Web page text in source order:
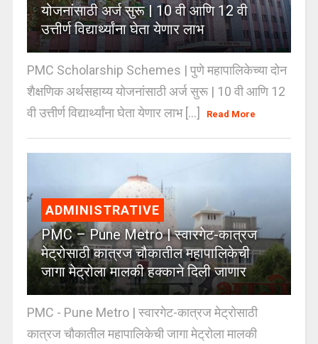
योजनांसाठी अर्ज सुरू | 10 वी आणि 12 वी
उत्तीर्ण विद्यार्थ्यांना घेता येणार लाभ
PMC Scholarship Schemes | पुणे महापालिकेच्या दोन
शैक्षणिक अर्थसहाय्य योजनांसाठी अर्ज सुरू | 10 वी आणि 12
वी उत्तीर्ण विद्यार्थ्यांना घेता येणार लाभ [...]
Read More
ADMINISTRATIVE
PMC – Pune Metro | स्वारगेट-कात्रज
मेट्रोसाठी कात्रज चौकातील महापालिकेची
जागा मेट्रोला मालकी हक्काने दिली जाणार
PMC - Pune Metro | स्वारगेट-कात्रज मेट्रोसाठी
कात्रज चौकातील महापालिकेची जागा मेट्रोला मालकी